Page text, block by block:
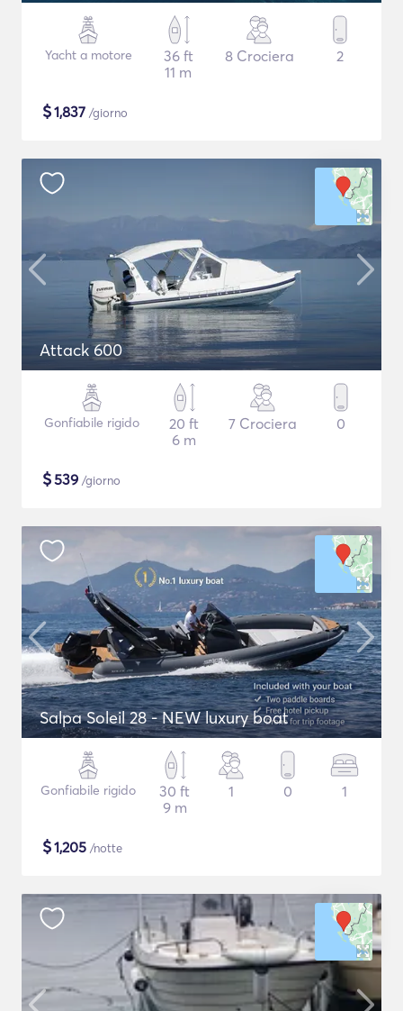
Yacht a motore
36 ft
11 m
8 Crociera 2
$1,837 /giorno
Attack 600
Gonfiabile rigido
20 ft
6 m
7 Crociera 0
$539 /giorno
Salpa Soleil 28 - NEW luxury boat
Gonfiabile rigido
30 ft
9 m
1 0 1
$1,205 /notte